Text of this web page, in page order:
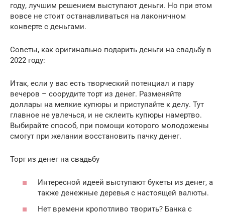
году, лучшим решением выступают деньги. Но при этом
вовсе не стоит останавливаться на лаконичном
конверте с деньгами.
Советы, как оригинально подарить деньги на свадьбу в
2022 году:
Итак, если у вас есть творческий потенциал и пару
вечеров – соорудите торт из денег. Разменяйте
доллары на мелкие купюры и приступайте к делу. Тут
главное не увлечься, и не склеить купюры намертво.
Выбирайте способ, при помощи которого молодожены
смогут при желании восстановить пачку денег.
Торт из денег на свадьбу
Интересной идеей выступают букеты из денег, а
также денежные деревья с настоящей валюты.
Нет времени кропотливо творить? Банка с